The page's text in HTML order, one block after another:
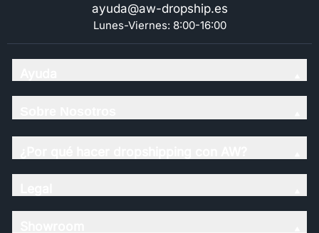
ayuda@aw-dropship.es
Lunes-Viernes: 8:00-16:00